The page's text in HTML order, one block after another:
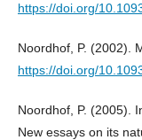
https://doi.org/
Noordhof, P. (2002).
https://doi.org/
Noordhof, P. (2005).
New essays on its